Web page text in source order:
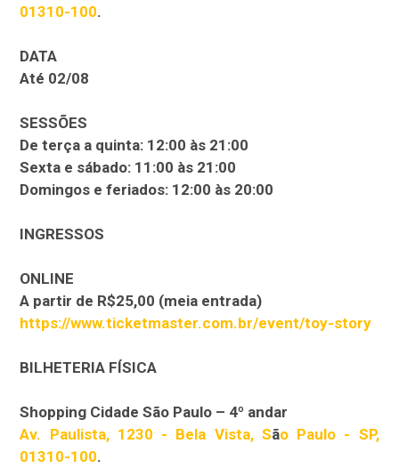
01310-100.
DATA
Até 02/08
SESSÕES
De terça a quinta: 12:00 às 21:00
Sexta e sábado: 11:00 às 21:00
Domingos e feriados: 12:00 às 20:00
INGRESSOS
ONLINE
A partir de R$25,00 (meia entrada)
https://www.ticketmaster.com.br/event/toy-story
BILHETERIA FÍSICA
Shopping Cidade São Paulo – 4º andar
Av. Paulista, 1230 - Bela Vista, São Paulo - SP,
01310-100.